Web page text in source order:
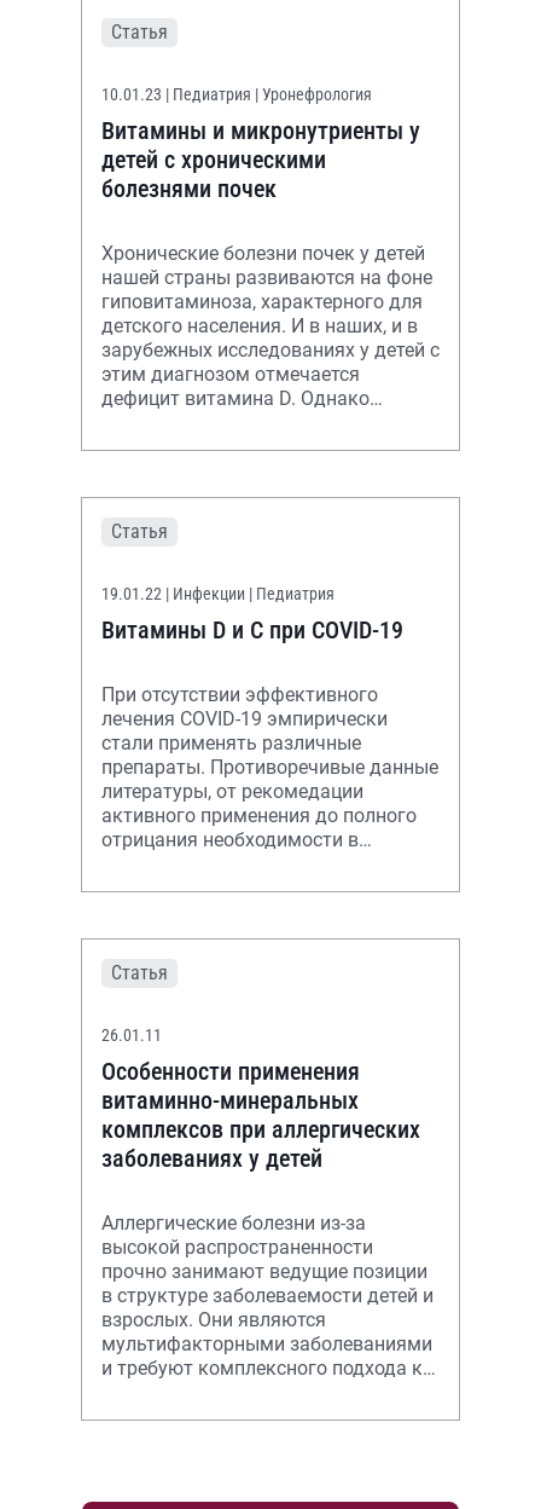
Статья
10.01.23 | Педиатрия | Уронефрология
Витамины и микронутриенты у
детей с хроническими
болезнями почек
Хронические болезни почек у детей
нашей страны развиваются на фоне
гиповитаминоза, характерного для
детского населения. И в наших, и в
зарубежных исследованиях у детей с
этим диагнозом отмечается
дефицит витамина D. Однако
Статья
19.01.22 | Инфекции | Педиатрия
Витамины D и С при COVID-19
При отсутствии эффективного
лечения COVID-19 эмпирически
стали применять различные
препараты. Противоречивые данные
литературы, от рекомедации
активного применения до полного
отрицания необходимости в
COVID-19, заставили про
Статья
26.01.11
Особенности применения
витаминно-минеральных
комплексов при аллергических
заболеваниях у детей
Аллергические болезни из-за
высокой распространенности
прочно занимают ведущие позиции
в структуре заболеваемости детей и
взрослых. Они являются
мультифакторными заболеваниями
и требуют комплексного подхода к